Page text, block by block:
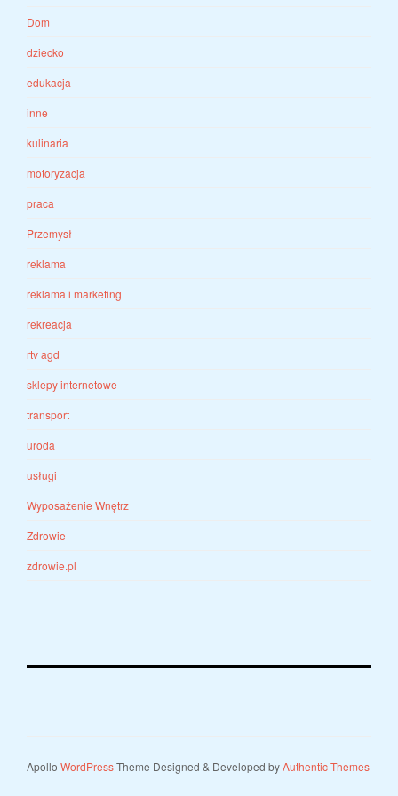
Dom
dziecko
edukacja
inne
kulinaria
motoryzacja
praca
Przemysł
reklama
reklama i marketing
rekreacja
rtv agd
sklepy internetowe
transport
uroda
usługi
Wyposażenie Wnętrz
Zdrowie
zdrowie.pl
Apollo WordPressTheme Designed & Developed byAuthentic Themes